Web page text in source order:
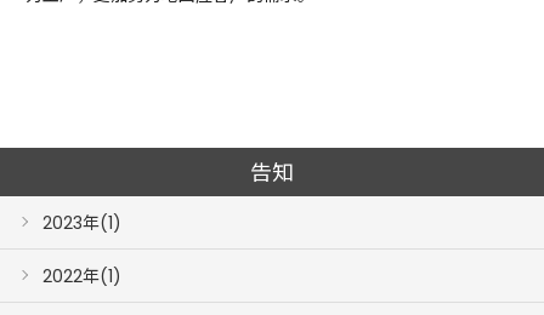
告知
2023年(1)
2022年(1)